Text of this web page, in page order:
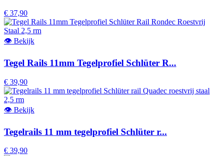
€ 37,90
👁 Bekijk
Tegel Rails 11mm Tegelprofiel Schlüter R...
€ 39,90
👁 Bekijk
Tegelrails 11 mm tegelprofiel Schlüter r...
€ 39,90